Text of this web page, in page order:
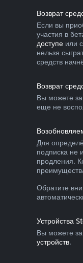
Возврат
Если вы
участия в
доступе или с
нельзя
средств
Возврат
Вы можете
еще не
Для
подписка не
продления.
Обратите
Устройства
Вы можете
устройств.